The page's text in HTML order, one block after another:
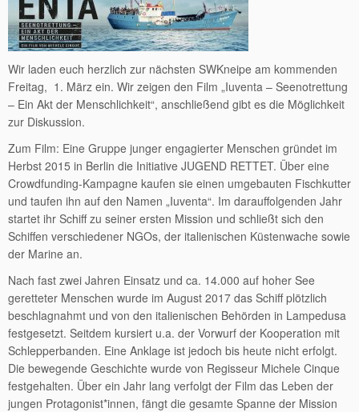
Wir laden euch herzlich zur nächsten SWKneipe am kommenden
Freitag, 1. März ein. Wir zeigen den Film „Iuventa – Seenotrettung
– Ein Akt der Menschlichkeit“, anschließend gibt es die Möglichkeit
zur Diskussion.
Zum Film: Eine Gruppe junger engagierter Menschen gründet im
Herbst 2015 in Berlin die Initiative JUGEND RETTET. Über eine
Crowdfunding-Kampagne kaufen sie einen umgebauten Fischkutter
und taufen ihn auf den Namen „Iuventa“. Im darauffolgenden Jahr
startet ihr Schiff zu seiner ersten Mission und schließt sich den
Schiffen verschiedener NGOs, der italienischen Küstenwache sowie
der Marine an.
Nach fast zwei Jahren Einsatz und ca. 14.000 auf hoher See
geretteter Menschen wurde im August 2017 das Schiff plötzlich
beschlagnahmt und von den italienischen Behörden in Lampedusa
festgesetzt. Seitdem kursiert u.a. der Vorwurf der Kooperation mit
Schlepperbanden. Eine Anklage ist jedoch bis heute nicht erfolgt.
Die bewegende Geschichte wurde von Regisseur Michele Cinque
festgehalten. Über ein Jahr lang verfolgt der Film das Leben der
jungen Protagonist*innen, fängt die gesamte Spanne der Mission